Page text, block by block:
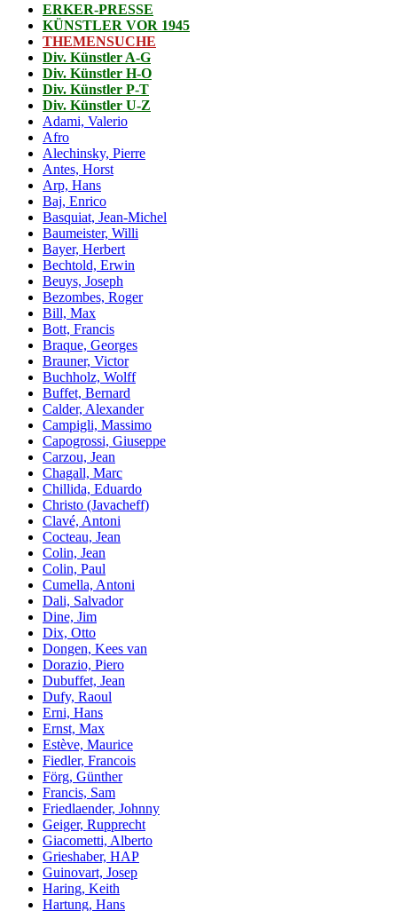
ERKER-PRESSE
KÜNSTLER VOR 1945
THEMENSUCHE
Div. Künstler A-G
Div. Künstler H-O
Div. Künstler P-T
Div. Künstler U-Z
Adami, Valerio
Afro
Alechinsky, Pierre
Antes, Horst
Arp, Hans
Baj, Enrico
Basquiat, Jean-Michel
Baumeister, Willi
Bayer, Herbert
Bechtold, Erwin
Beuys, Joseph
Bezombes, Roger
Bill, Max
Bott, Francis
Braque, Georges
Brauner, Victor
Buchholz, Wolff
Buffet, Bernard
Calder, Alexander
Campigli, Massimo
Capogrossi, Giuseppe
Carzou, Jean
Chagall, Marc
Chillida, Eduardo
Christo (Javacheff)
Clavé, Antoni
Cocteau, Jean
Colin, Jean
Colin, Paul
Cumella, Antoni
Dali, Salvador
Dine, Jim
Dix, Otto
Dongen, Kees van
Dorazio, Piero
Dubuffet, Jean
Dufy, Raoul
Erni, Hans
Ernst, Max
Estève, Maurice
Fiedler, Francois
Förg, Günther
Francis, Sam
Friedlaender, Johnny
Geiger, Rupprecht
Giacometti, Alberto
Grieshaber, HAP
Guinovart, Josep
Haring, Keith
Hartung, Hans